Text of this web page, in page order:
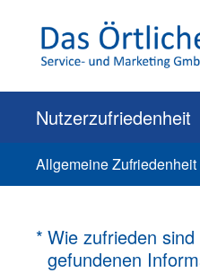
Nutzerzufriedenheit
Allgemeine Zufriedenheit
* Wie zufrieden
gefundenen
(Erforderlich.)